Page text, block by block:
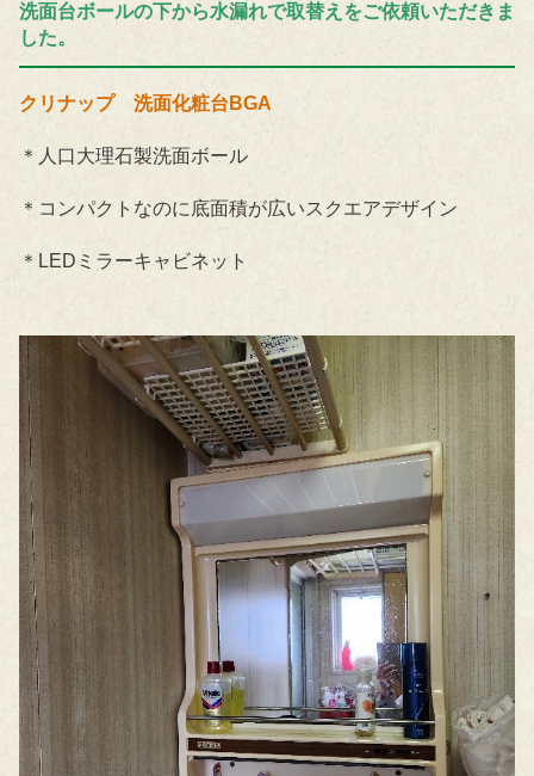
洗面台ボールの下から水漏れで取替えをご依頼いただきま
した。
クリナップ 洗面化粧台BGA
＊人口大理石製洗面ボール
＊コンパクトなのに底面積が広いスクエアデザイン
＊LEDミラーキャビネット